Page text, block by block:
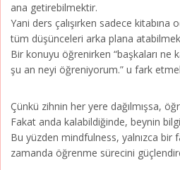
ana getirebilmektir.
Yani ders çalışırken sadece
tüm düşünceleri arka plana
Bir konuyu öğrenirken “başkaları ne
şu an neyi öğreniyorum.” u fark
Çünkü zihnin her yere dağılmışsa,
Fakat anda kalabildiğinde, beynin
Bu yüzden mindfulness, yalnızca bir
zamanda öğrenme sürecini